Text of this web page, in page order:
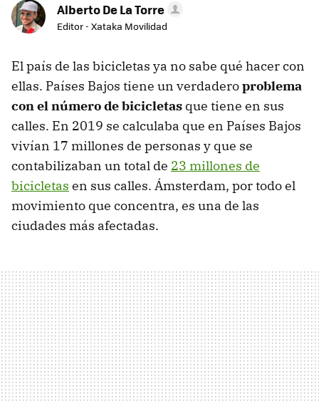
Alberto De La Torre
Editor - Xataka Movilidad
El país de las bicicletas ya no sabe qué hacer con
ellas. Países Bajos tiene un verdaderoproblema
con el número de bicicletas que tiene en sus
calles. En 2019 se calculaba que en Países Bajos
vivían 17 millones de personas y que se
contabilizaban un total de 23 millones de
bicicletas en sus calles. Ámsterdam, por todo el
movimiento que concentra, es una de las
ciudades más afectadas.